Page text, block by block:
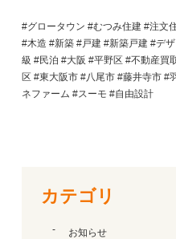
#グロータウン #むつみ住建 #注文
#木造 #新築 #戸建 #新築戸建 #デ
級 #民泊 #大阪 #平野区 #不動産買
区 #東大阪市 #八尾市 #藤井寺市 #
ネファーム #スーモ #自由設計
カテゴリ
お知らせ